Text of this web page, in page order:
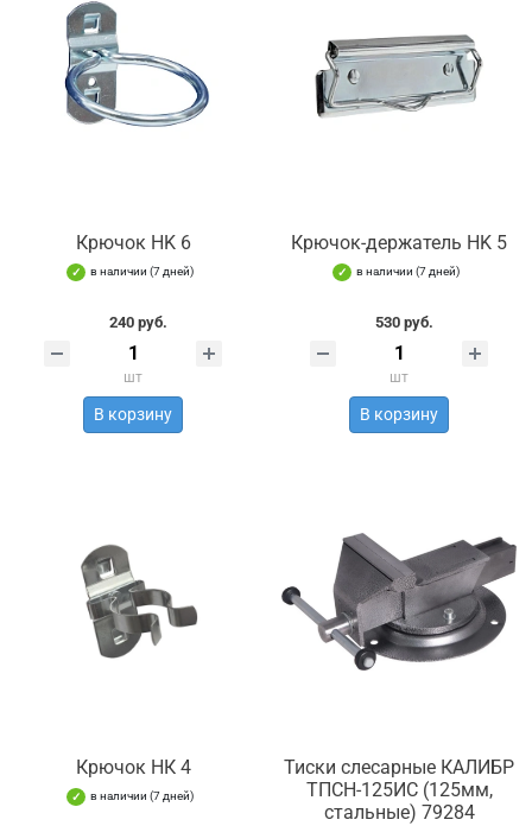
Крючок HK 6
в наличии (7 дней)
240 руб.
шт
В корзину
Крючок-держатель HK 5
в наличии (7 дней)
530 руб.
шт
В корзину
Крючок НК 4
в наличии (7 дней)
Тиски слесарные КАЛИБР
ТПСН-125ИС (125мм,
стальные) 79284